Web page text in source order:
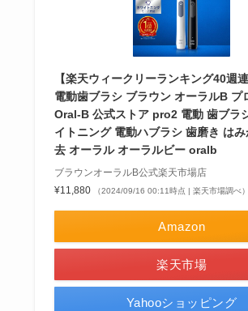
【楽天ウィークリーランキング40週連
電動歯ブラシ ブラウン オーラルB プ
Oral-B 公式ストア pro2 電動 歯ブラ
イトニング 電動ハブラシ 歯磨き は
去 オーラル オーラルビー oralb
ブラウンオーラルB公式楽天市場店
¥11,880
（2024/09/16 00:11時点 | 楽天市場調べ）
Amazon
楽天市場
Yahooショッピング